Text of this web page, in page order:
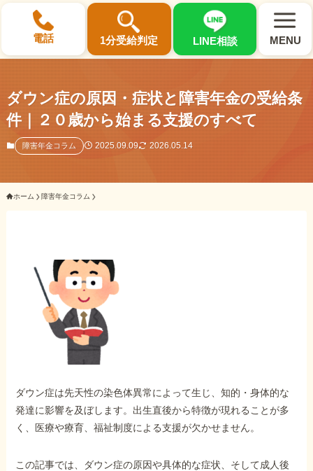
電話 1分受給判定 LINE相談 MENU
×
選ばれる3つの理由
初回相談料0円・受給後報酬型
サポート料金について
ご相談事例をみる
外出困難でもOK
非対面で申請できる
ホーム
ダウン症の原因・症状と障害年金の受給条
件｜２０歳から始まる支援のすべて
障害年金コラム 2025.09.09 2026.05.14
ホーム 障害年金コラム
ダウン症は先天性の染色体異常によって生じ、知的・身体的な
発達に影響を及ぼします。出生直後から特徴が現れることが多
く、医療や療育、福祉制度による支援が欠かせません。
この記事では、ダウン症の原因や具体的な症状、そして成人後